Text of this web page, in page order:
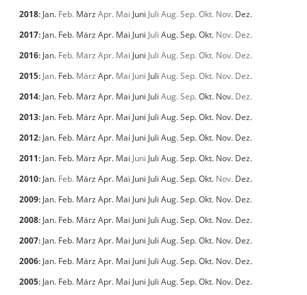
2018: Jan. Feb. März Apr. Mai Juni Juli Aug.Sep.Okt. Nov. Dez.
2017: Jan. Feb. März Apr. Mai Juni Juli Aug.Sep.Okt. Nov. Dez.
2016: Jan. Feb. März Apr. Mai Juni Juli Aug.Sep.Okt. Nov. Dez.
2015: Jan. Feb. März Apr. Mai Juni Juli Aug.Sep.Okt. Nov. Dez.
2014: Jan. Feb. März Apr. Mai Juni Juli Aug.Sep.Okt. Nov. Dez.
2013: Jan. Feb. März Apr. Mai Juni Juli Aug.Sep.Okt. Nov. Dez.
2012: Jan. Feb. März Apr. Mai Juni Juli Aug.Sep.Okt. Nov. Dez.
2011: Jan. Feb. März Apr. Mai Juni Juli Aug.Sep.Okt. Nov. Dez.
2010: Jan. Feb. März Apr. Mai Juni Juli Aug.Sep.Okt. Nov. Dez.
2009: Jan. Feb. März Apr. Mai Juni Juli Aug.Sep.Okt. Nov. Dez.
2008: Jan. Feb. März Apr. Mai Juni Juli Aug.Sep.Okt. Nov. Dez.
2007: Jan. Feb. März Apr. Mai Juni Juli Aug.Sep.Okt. Nov. Dez.
2006: Jan. Feb. März Apr. Mai Juni Juli Aug.Sep.Okt. Nov. Dez.
2005: Jan. Feb. März Apr. Mai Juni Juli Aug.Sep.Okt. Nov. Dez.